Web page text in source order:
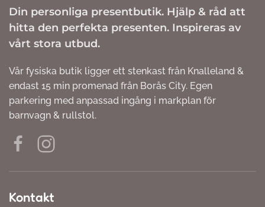
Din personliga presentbutik. Hjälp & råd att
hitta den perfekta presenten. Inspireras av
vårt stora utbud.
Vår fysiska butik ligger ett stenkast från Knalleland &
endast 15 min promenad från Borås City. Egen
parkering med anpassad ingång i markplan för
barnvagn & rullstol.
Kontakt